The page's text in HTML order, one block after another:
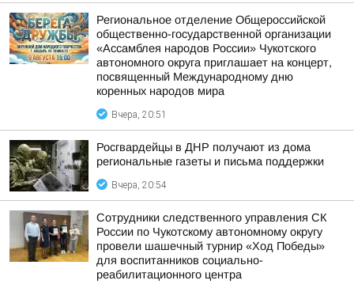
Региональное отделение Общероссийской
общественно-государственной организации
«Ассамблея народов России» Чукотского
автономного округа приглашает на концерт,
посвященный Международному дню
коренных народов мира
Вчера, 20:51
Росгвардейцы в ДНР получают из дома
региональные газеты и письма поддержки
Вчера, 20:54
Сотрудники следственного управления СК
России по Чукотскому автономному округу
провели шашечный турнир «Ход Победы»
для воспитанников социально-
реабилитационного центра